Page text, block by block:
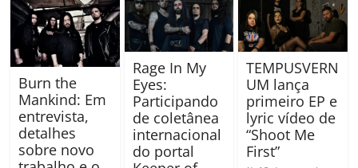
Burn the
Mankind: Em
entrevista,
detalhes
sobre novo
Rage In My
Eyes:
Participando
de coletânea
internacional
do portal
TEMPUSVERN
UM lança
primeiro EP e
lyric vídeo de
“Shoot Me
First”